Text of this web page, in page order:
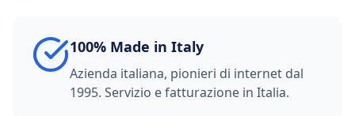
100% Made in Italy
Azienda italiana, pionieri di internet dal
1995. Servizio e fatturazione in Italia.